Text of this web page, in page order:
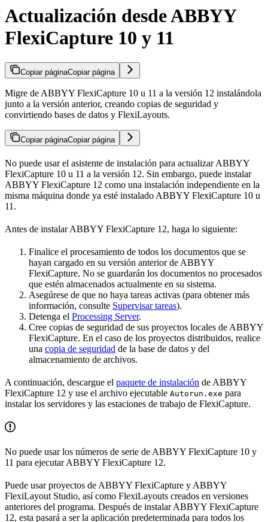
Actualización desde ABBYY
FlexiCapture 10 y 11
Copiar páginaCopiar página
Migre de ABBYY FlexiCapture 10 u 11 a la versión 12 instalándola
junto a la versión anterior, creando copias de seguridad y
convirtiendo bases de datos y FlexiLayouts.
Copiar páginaCopiar página
No puede usar el asistente de instalación para actualizar ABBYY
FlexiCapture 10 u 11 a la versión 12. Sin embargo, puede instalar
ABBYY FlexiCapture 12 como una instalación independiente en la
misma máquina donde ya esté instalado ABBYY FlexiCapture 10 u
11.
Antes de instalar ABBYY FlexiCapture 12, haga lo siguiente:
Finalice el procesamiento de todos los documentos que se
hayan cargado en su versión anterior de ABBYY
FlexiCapture. No se guardarán los documentos no procesados
que estén almacenados actualmente en su sistema.
Asegúrese de que no haya tareas activas (para obtener más
información, consulte Supervisar tareas).
Detenga el Processing Server.
Cree copias de seguridad de sus proyectos locales de ABBYY
FlexiCapture. En el caso de los proyectos distribuidos, realice
una copia de seguridad de la base de datos y del
almacenamiento de archivos.
A continuación, descargue el paquete de instalación de ABBYY
FlexiCapture 12 y use el archivo ejecutable Autorun.exe para
instalar los servidores y las estaciones de trabajo de FlexiCapture.
No puede usar los números de serie de ABBYY FlexiCapture 10 y
11 para ejecutar ABBYY FlexiCapture 12.
Puede usar proyectos de ABBYY FlexiCapture y ABBYY
FlexiLayout Studio, así como FlexiLayouts creados en versiones
anteriores del programa. Después de instalar ABBYY FlexiCapture
12, esta pasará a ser la aplicación predeterminada para todos los